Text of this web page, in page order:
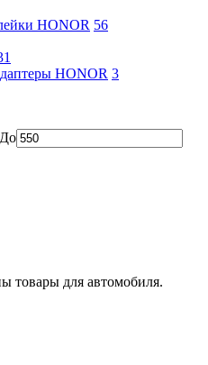
HONOR 56
HONOR 3
До
товары для автомобиля.